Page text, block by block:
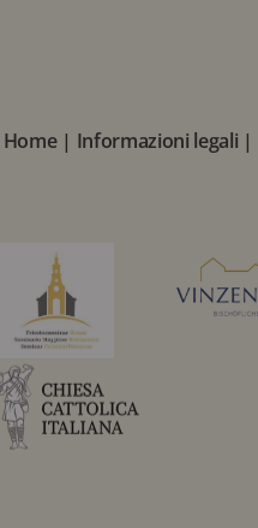
Home| Informazioni legali |